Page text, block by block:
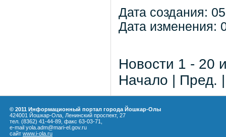
Дата создания:
Дата изменения:
Новости 1 - 20
Начало | Пред.
© 2011 Информационный портал города Йошкар-Олы
424001 Йошкар-Ола, Ленинский проспект, 27
тел. (8362) 41-44-89, факс 63-03-71,
e-mail yola.adm@mari-el.gov.ru
сайт www.i-ola.ru